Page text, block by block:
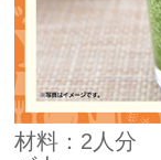
材料：2人分